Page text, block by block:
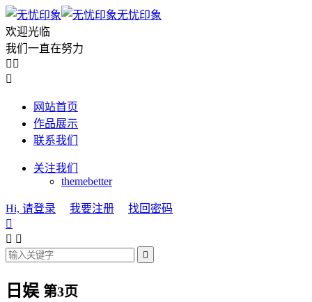
无忧印象
欢迎光临
我们一直在努力
 

网站首页
作品展示
联系我们
关注我们
themebetter
Hi, 请登录 我要注册
找回密码

 

日娱 第3页